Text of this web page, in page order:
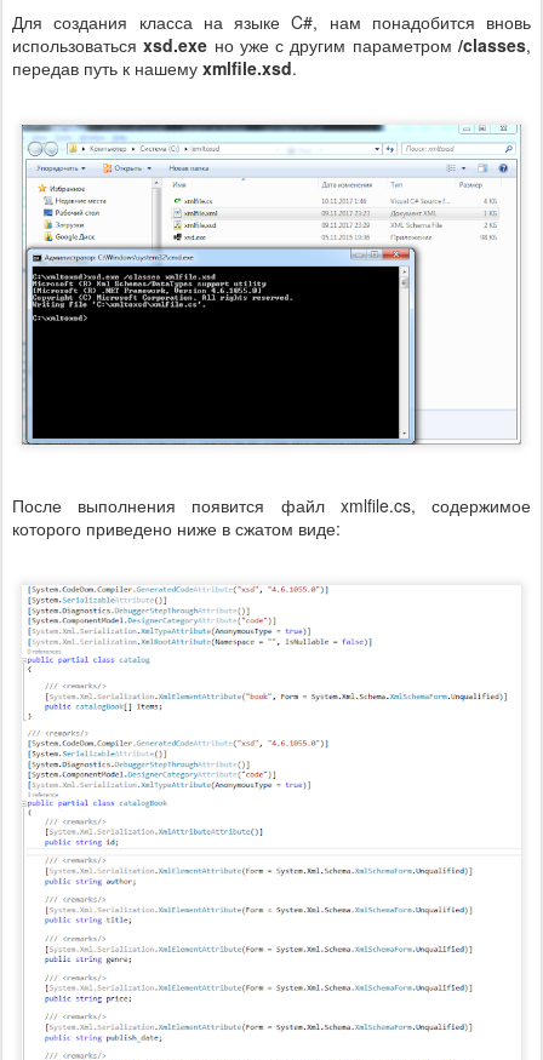
Для создания класса на языке C#, нам понадобится вновь
использоватьсяxsd.exe но уже с другим параметром /classes,
передав путь к нашему xmlfile.xsd.
После выполнения появится файл xmlfile.cs, содержимое
которого приведено ниже в сжатом виде: